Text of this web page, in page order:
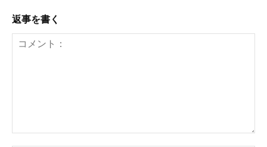
返事を書く